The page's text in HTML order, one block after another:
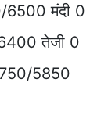
6500 मंदी 0
तेजी 0
5850